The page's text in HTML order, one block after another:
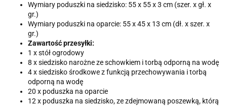
Wymiary poduszki na siedzisko: 55 x 55 x 3 cm (szer. x gł. x
gr.)
Wymiary poduszki na oparcie: 55 x 45 x 13 cm (dł. x szer. x
gr.)
Zawartość przesyłki:
1 x stół ogrodowy
8 x siedzisko narożne ze schowkiem i torbą odporną na wodę
4 x siedzisko środkowe z funkcją przechowywania i torbą
odporną na wodę
20 x poduszka na oparcie
12 x poduszka na siedzisko, ze zdejmowaną poszewką, którą